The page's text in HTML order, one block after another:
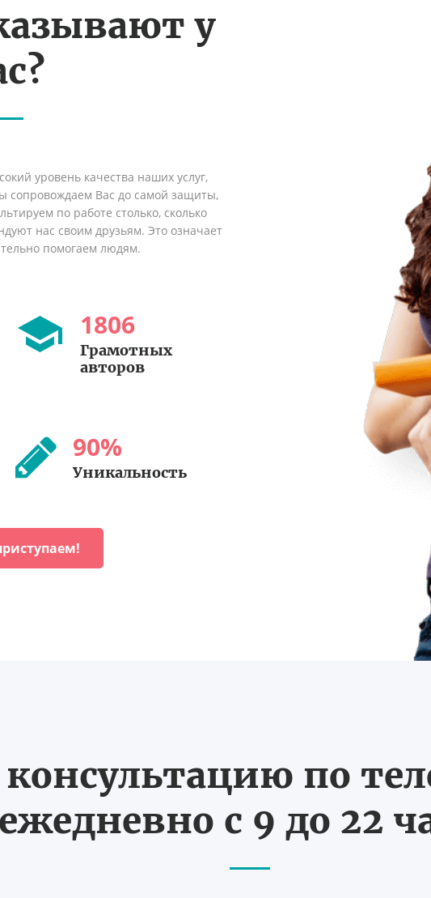
у
уровень качества наших услуг,
Вас до самой защиты,
по работе столько, сколько
нас своим друзьям. Это означает
помогаем людям.
1806
Грамотных
авторов
90%
Уникальность
по
ежедневно с 9 до 22